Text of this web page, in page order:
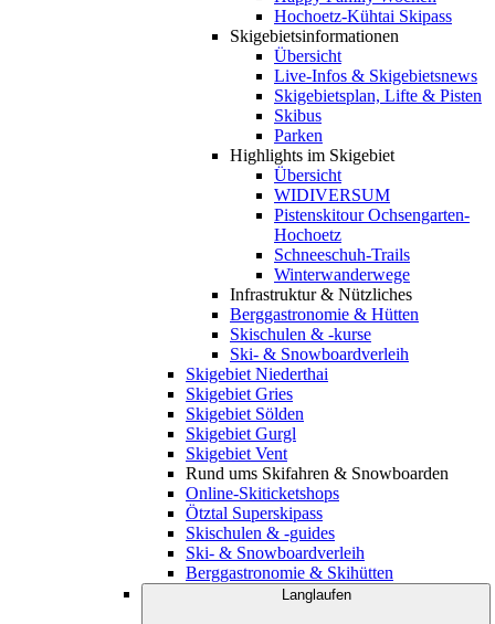
Hochoetz-Kühtai Skipass
Skigebietsinformationen
Übersicht
Live-Infos & Skigebietsnews
Skigebietsplan, Lifte & Pisten
Skibus
Parken
Highlights im Skigebiet
Übersicht
WIDIVERSUM
Pistenskitour Ochsengarten-
Hochoetz
Schneeschuh-Trails
Winterwanderwege
Infrastruktur & Nützliches
Berggastronomie & Hütten
Skischulen & -kurse
Ski- & Snowboardverleih
Skigebiet Niederthai
Skigebiet Gries
Skigebiet Sölden
Skigebiet Gurgl
Skigebiet Vent
Rund ums Skifahren & Snowboarden
Online-Skiticketshops
Ötztal Superskipass
Skischulen & -guides
Ski- & Snowboardverleih
Berggastronomie & Skihütten
Langlaufen